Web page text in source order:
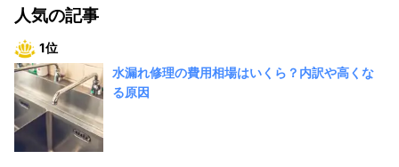
人気の記事
1位
水漏れ修理の費用相場はいくら？内訳や高くな
る原因